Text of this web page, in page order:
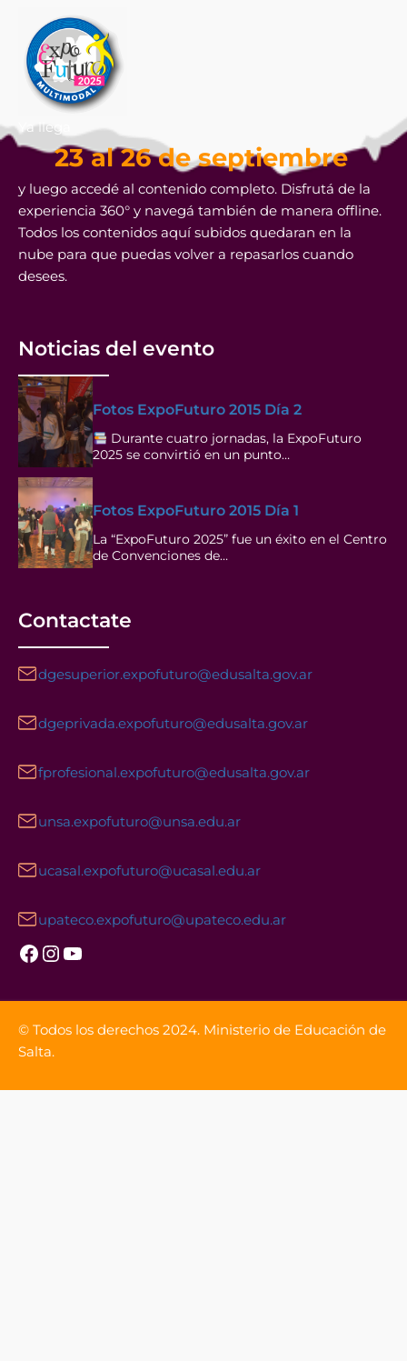
Ya llega
23 al 26 de septiembre
y luego accedé al contenido completo. Disfrutá de la
experiencia 360° y navegá también de manera offline.
Todos los contenidos aquí subidos quedaran en la
nube para que puedas volver a repasarlos cuando
desees.
Noticias del evento
Fotos ExpoFuturo 2015 Día 2
Durante cuatro jornadas, la ExpoFuturo
2025 se convirtió en un punto…
Fotos ExpoFuturo 2015 Día 1
La “ExpoFuturo 2025” fue un éxito en el Centro
de Convenciones de…
Contactate
dgesuperior.expofuturo@edusalta.gov.ar
dgeprivada.expofuturo@edusalta.gov.ar
fprofesional.expofuturo@edusalta.gov.ar
unsa.expofuturo@unsa.edu.ar
ucasal.expofuturo@ucasal.edu.ar
upateco.expofuturo@upateco.edu.ar
Facebook InstagramYouTube
© Todos los derechos 2024. Ministerio de Educación de
Salta.